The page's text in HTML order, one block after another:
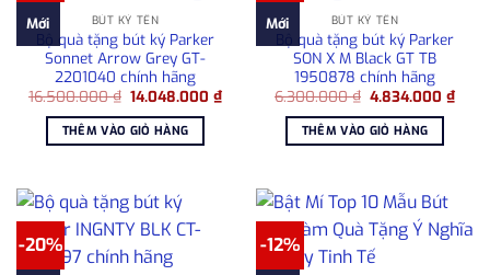
Mới BÚT KÝ TÊN
Bộ quà tặng bút ký Parker
Sonnet Arrow Grey GT-
2201040 chính hãng
16.500.000₫ Giá
là:
16.500.000 ₫.
14.048.000₫Giá
hiện
14.048.000 ₫.
THÊM VÀO GIỎ HÀNG
Mới BÚT KÝ TÊN
Bộ quà tặng bút ký Parker
SON X M Black GT TB
1950878 chính hãng
6.300.000₫ Giá
là:
6.300.000 ₫.
4.834.000₫Giá
hiện
THÊM VÀO GIỎ HÀNG
-20% -12%